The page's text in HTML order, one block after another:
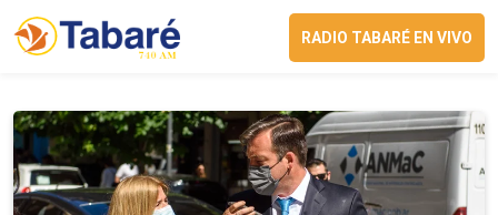
RADIO TABARÉ EN VIVO